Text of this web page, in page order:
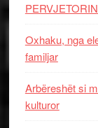
Oxhaku, nga
familjar
Arbëreshët si
kulturor